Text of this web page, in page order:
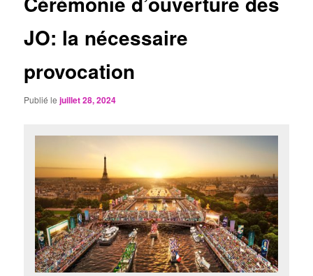
JO: la nécessaire
provocation
Publié lejuillet 28, 2024